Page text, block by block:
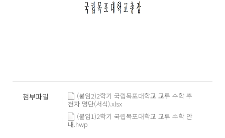
첨부파일
(붙임2)2학기 국립목포대학교 교류 수학 추
천자 명단(서식).xlsx
(붙임1)2학기 국립목포대학교 교류 수학 안
내.hwp